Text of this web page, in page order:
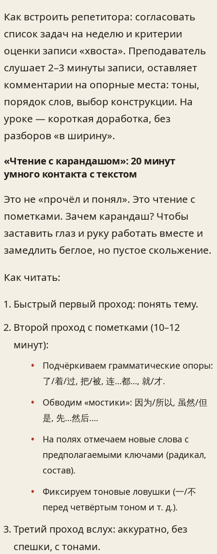
Как встроить репетитора: согласовать
список задач на неделю и критерии
оценки записи «хвоста». Преподаватель
слушает 2–3 минуты записи, оставляет
комментарии на опорные места: тоны,
порядок слов, выбор конструкции. На
уроке — короткая доработка, без
разборов «в ширину».
«Чтение с карандашом»: 20 минут
умного контакта с текстом
Это не «прочёл и понял». Это чтение с
пометками. Зачем карандаш? Чтобы
заставить глаз и руку работать вместе и
замедлить беглое, но пустое скольжение.
Как читать:
Быстрый первый проход: понять тему.
Второй проход с пометками (10–12
минут):
Подчёркиваем грамматические опоры:
了/着/过, 把/被, 连…都…, 就/才.
Обводим «мостики»: 因为/所以, 虽然/但
是, 先…然后….
На полях отмечаем новые слова с
предполагаемыми ключами (радикал,
состав).
Фиксируем тоновые ловушки (一/不
перед четвёртым тоном и т. д.).
Третий проход вслух: аккуратно, без
спешки, с тонами.